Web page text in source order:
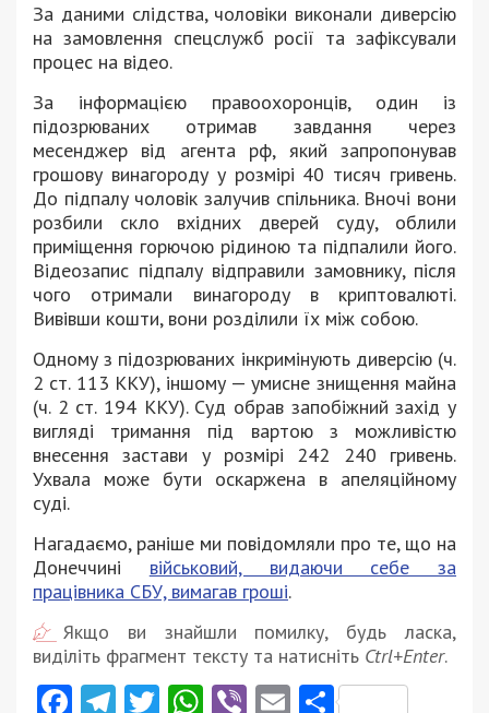
За даними слідства, чоловіки виконали диверсію
на замовлення спецслужб росії та зафіксували
процес на відео.
За інформацією правоохоронців, один із
підозрюваних отримав завдання через
месенджер від агента рф, який запропонував
грошову винагороду у розмірі 40 тисяч гривень.
До підпалу чоловік залучив спільника. Вночі вони
розбили скло вхідних дверей суду, облили
приміщення горючою рідиною та підпалили його.
Відеозапис підпалу відправили замовнику, після
чого отримали винагороду в криптовалюті.
Вивівши кошти, вони розділили їх між собою.
Одному з підозрюваних інкримінують диверсію (ч.
2 ст. 113 ККУ), іншому — умисне знищення майна
(ч. 2 ст. 194 ККУ). Суд обрав запобіжний захід у
вигляді тримання під вартою з можливістю
внесення застави у розмірі 242 240 гривень.
Ухвала може бути оскаржена в апеляційному
суді.
Нагадаємо, раніше ми повідомляли про те, що на
Донеччині військовий, видаючи себе за
працівника СБУ, вимагав гроші.
Якщо ви знайшли помилку, будь ласка,
виділіть фрагмент тексту та натисніть Ctrl+Enter.
Facebook
Telegram
Twitter
WhatsApp
ViberEmail